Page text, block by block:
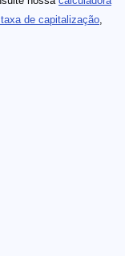
de capitalização